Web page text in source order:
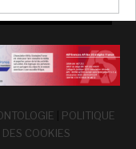
POLITIQUE
COOKIES